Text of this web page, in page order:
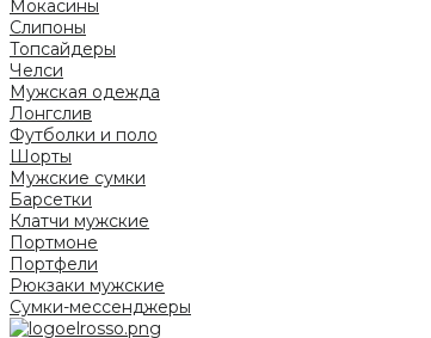
Мокасины
Слипоны
Топсайдеры
Челси
Мужская одежда
Лонгслив
Футболки и поло
Шорты
Мужские сумки
Барсетки
Клатчи мужские
Портмоне
Портфели
Рюкзаки мужские
Сумки-мессенджеры